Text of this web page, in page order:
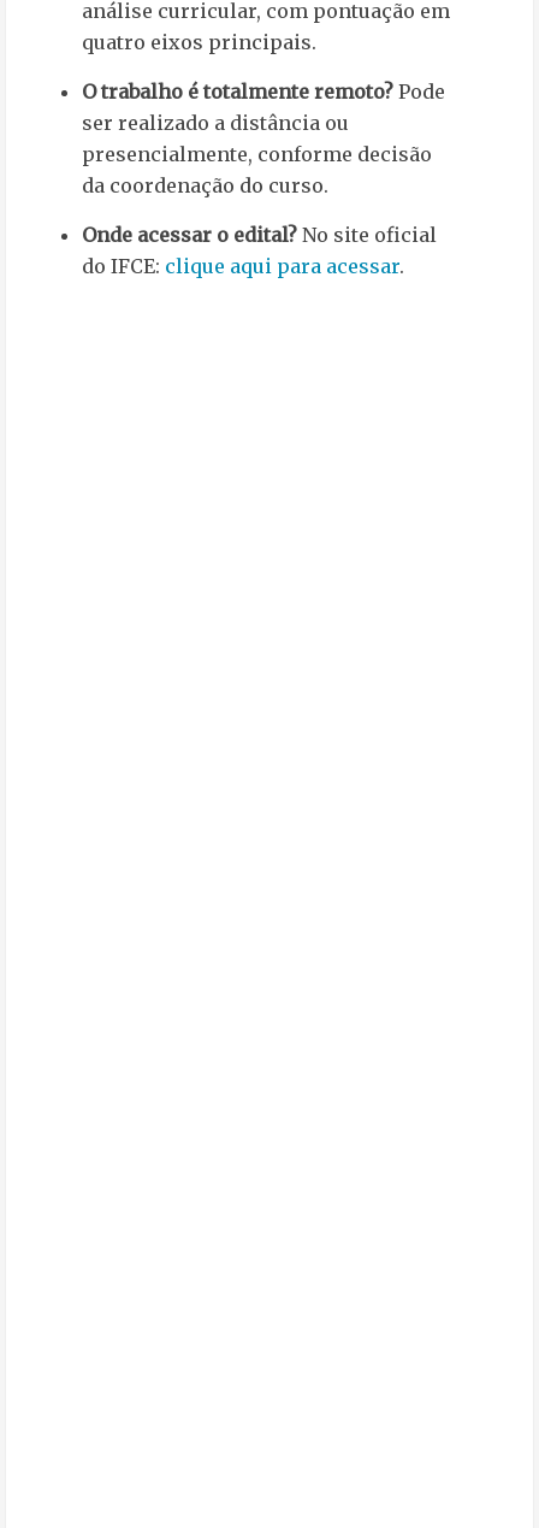
análise curricular, com pontuação em
quatro eixos principais.
O trabalho é totalmente remoto?Pode
ser realizado a distância ou
presencialmente, conforme decisão
da coordenação do curso.
Onde acessar o edital?No site oficial
do IFCE: clique aqui para acessar.